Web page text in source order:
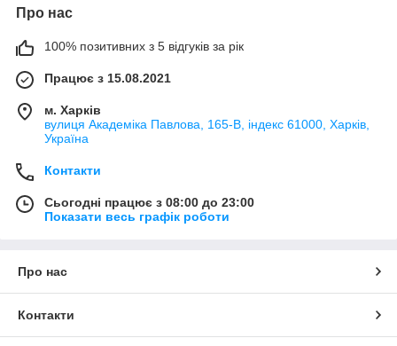
Про нас
100% позитивних з 5 відгуків за рік
Працює з 15.08.2021
м. Харків
вулиця Академіка Павлова, 165-В, індекс 61000, Харків,
Україна
Контакти
Сьогодні працює з 08:00 до 23:00
Показати весь графік роботи
Про нас
Контакти